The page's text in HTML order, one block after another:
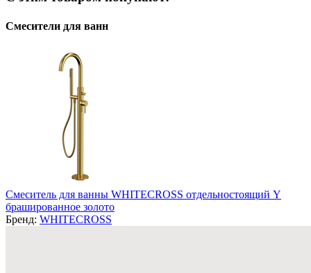
Смесители для ванн
Смеситель для ванны WHITECROSS отдельностоящий Y
брашированное золото
Бренд: WHITECROSS